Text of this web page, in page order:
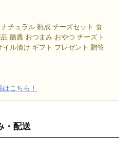
チュラル 熟成 チーズセット 食
酪農 おつまみ おやつ チーズト
イル漬け ギフト プレゼント 贈答
はこちら！
・配送